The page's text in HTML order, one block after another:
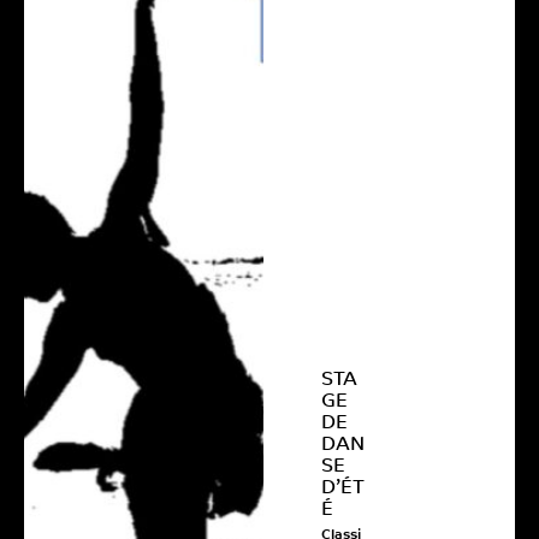
STA
GE
DE
DAN
SE
D’ÉT
É